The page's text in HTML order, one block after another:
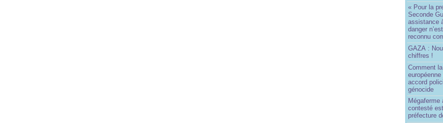
« Pour la
Seconde
assistance
danger
reconnu
GAZA :
chiffres !
Comment
accord
génocide
contesté
préfecture